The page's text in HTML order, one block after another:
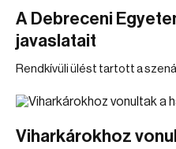
A Debreceni
javaslatait
Rendkívüli ülést tartott a
Viharkárokhoz